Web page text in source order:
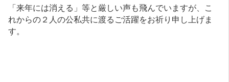
「来年には消える」等と厳しい声も飛んでいますが、こ
れからの２人の公私共に渡るご活躍をお祈り申し上げま
す。